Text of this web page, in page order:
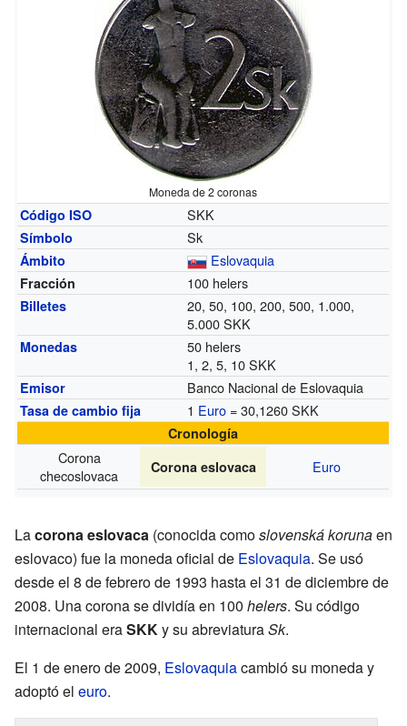
Moneda de 2 coronas
Código ISO SKK
Símbolo Sk
Ámbito Eslovaquia
Fracción 100 helers
Billetes
20, 50, 100, 200, 500, 1.000,
5.000 SKK
Monedas
50 helers
1, 2, 5, 10 SKK
Emisor Banco Nacional de Eslovaquia
Tasa de cambio fija 1 Euro = 30,1260 SKK
Cronología
Corona
checoslovaca
Corona eslovaca Euro
Lacorona eslovaca (conocida comoslovenská korunaen
eslovaco) fue la moneda oficial de Eslovaquia. Se usó
desde el 8 de febrero de 1993 hasta el 31 de diciembre de
2008. Una corona se dividía en 100 helers. Su código
internacional eraSKKy su abreviaturaSk.
El 1 de enero de 2009, Eslovaquiacambió su moneda y
adoptó el euro.